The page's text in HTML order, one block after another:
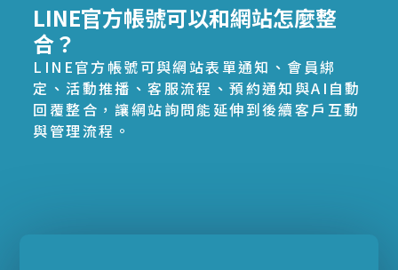
LINE官方帳號可以和網站怎麼整
合？
LINE官方帳號可與網站表單通知、會員綁
定、活動推播、客服流程、預約通知與AI自動
回覆整合，讓網站詢問能延伸到後續客戶互動
與管理流程。